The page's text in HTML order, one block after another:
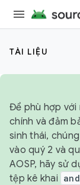
TÀI LIỆU
Để phù hợp với
chính và đảm
sinh thái,
vào quý 2 và
AOSP, hãy sử
tệp kê khai